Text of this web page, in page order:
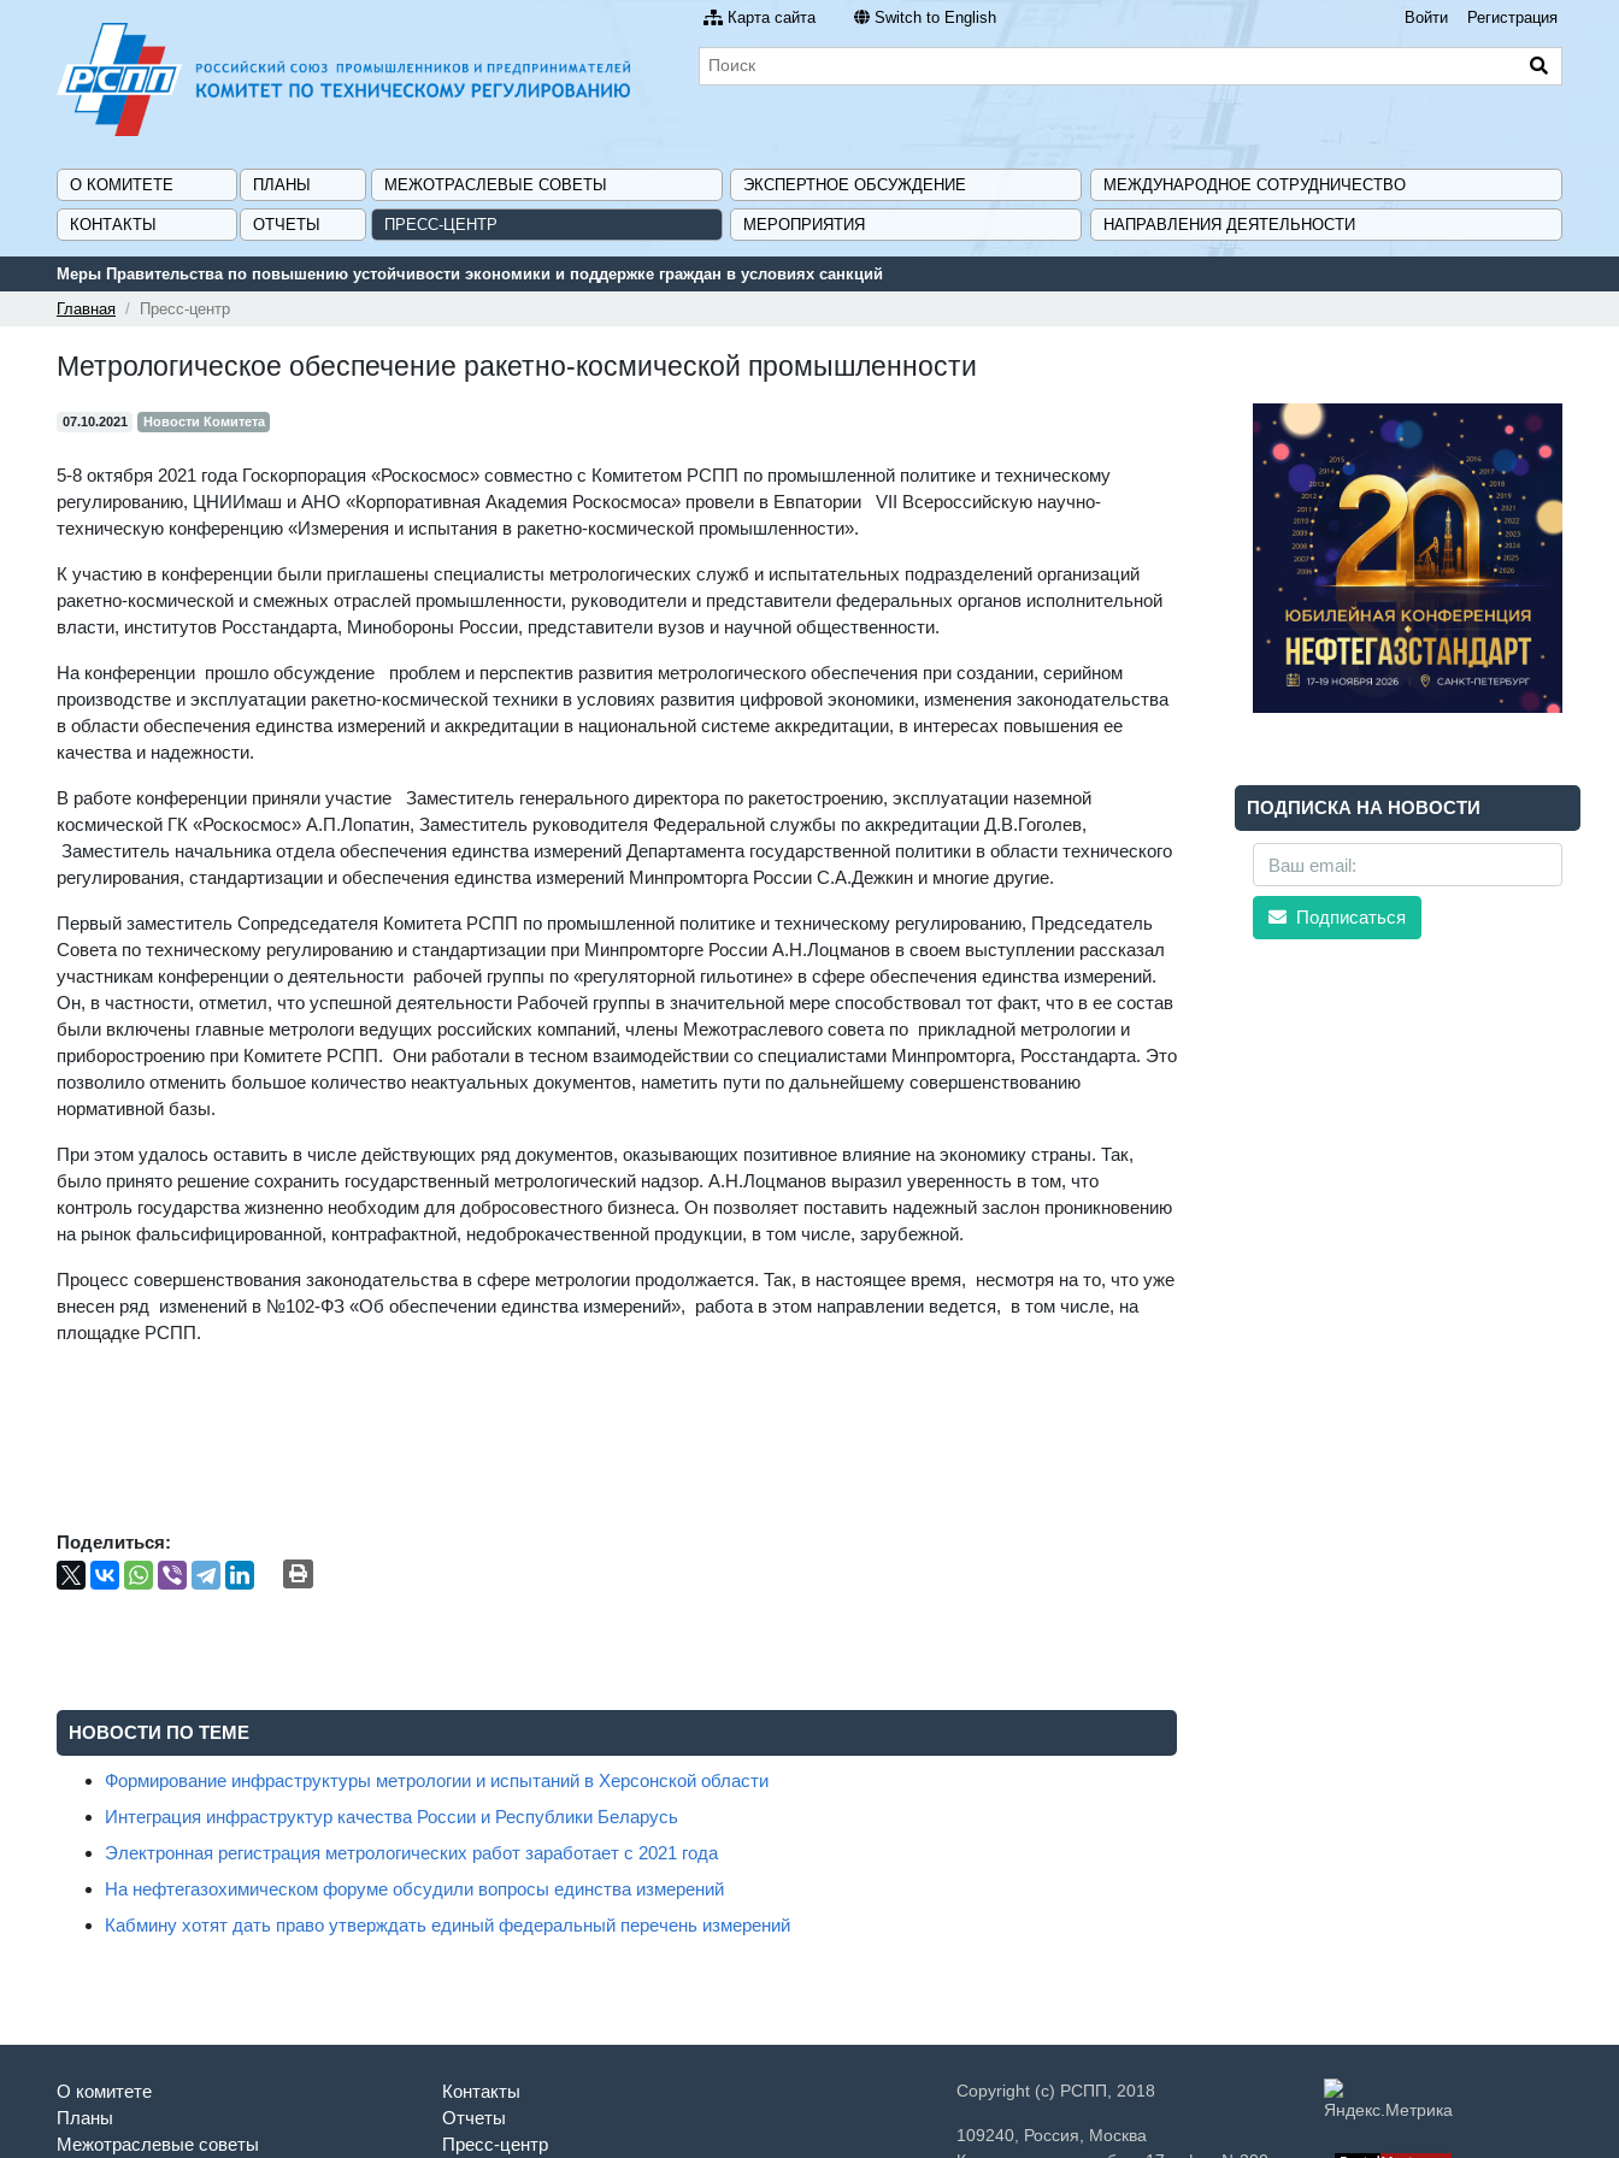
Карта сайта Switch to English Войти Регистрация
О КОМИТЕТЕ ПЛАНЫ МЕЖОТРАСЛЕВЫЕ СОВЕТЫ ЭКСПЕРТНОЕ ОБСУЖДЕНИЕ МЕЖДУНАРОДНОЕ СОТРУДНИЧЕСТВО
КОНТАКТЫ ОТЧЕТЫ ПРЕСС-ЦЕНТР МЕРОПРИЯТИЯ НАПРАВЛЕНИЯ ДЕЯТЕЛЬНОСТИ
Меры Правительства по повышению устойчивости экономики и поддержке граждан в условиях санкций
Главная
Пресс-центр
Метрологическое обеспечение ракетно-космической промышленности
07.10.2021 Новости Комитета
5-8 октября 2021 года Госкорпорация «Роскосмос» совместно с Комитетом РСПП по промышленной политике и техническому
регулированию, ЦНИИмаш и АНО «Корпоративная Академия Роскосмоса» провели в Евпатории VII Всероссийскую научно-
техническую конференцию «Измерения и испытания в ракетно-космической промышленности».
К участию в конференции были приглашены специалисты метрологических служб и испытательных подразделений организаций
ракетно-космической и смежных отраслей промышленности, руководители и представители федеральных органов исполнительной
власти, институтов Росстандарта, Минобороны России, представители вузов и научной общественности.
На конференции прошло обсуждение проблем и перспектив развития метрологического обеспечения при создании, серийном
производстве и эксплуатации ракетно-космической техники в условиях развития цифровой экономики, изменения законодательства
в области обеспечения единства измерений и аккредитации в национальной системе аккредитации, в интересах повышения ее
качества и надежности.
В работе конференции приняли участие Заместитель генерального директора по ракетостроению, эксплуатации наземной
космической ГК «Роскосмос» А.П.Лопатин, Заместитель руководителя Федеральной службы по аккредитации Д.В.Гоголев,
Заместитель начальника отдела обеспечения единства измерений Департамента государственной политики в области технического
регулирования, стандартизации и обеспечения единства измерений Минпромторга России С.А.Дежкин и многие другие.
Первый заместитель Сопредседателя Комитета РСПП по промышленной политике и техническому регулированию, Председатель
Совета по техническому регулированию и стандартизации при Минпромторге России А.Н.Лоцманов в своем выступлении рассказал
участникам конференции о деятельности рабочей группы по «регуляторной гильотине» в сфере обеспечения единства измерений.
Он, в частности, отметил, что успешной деятельности Рабочей группы в значительной мере способствовал тот факт, что в ее состав
были включены главные метрологи ведущих российских компаний, члены Межотраслевого совета по прикладной метрологии и
приборостроению при Комитете РСПП. Они работали в тесном взаимодействии со специалистами Минпромторга, Росстандарта. Это
позволило отменить большое количество неактуальных документов, наметить пути по дальнейшему совершенствованию
нормативной базы.
При этом удалось оставить в числе действующих ряд документов, оказывающих позитивное влияние на экономику страны. Так,
было принято решение сохранить государственный метрологический надзор. А.Н.Лоцманов выразил уверенность в том, что
контроль государства жизненно необходим для добросовестного бизнеса. Он позволяет поставить надежный заслон проникновению
на рынок фальсифицированной, контрафактной, недоброкачественной продукции, в том числе, зарубежной.
Процесс совершенствования законодательства в сфере метрологии продолжается. Так, в настоящее время, несмотря на то, что уже
внесен ряд изменений в №102-ФЗ «Об обеспечении единства измерений», работа в этом направлении ведется, в том числе, на
площадке РСПП.
Поделиться:
НОВОСТИ ПО ТЕМЕ
Формирование инфраструктуры метрологии и испытаний в Херсонской области
Интеграция инфраструктур качества России и Республики Беларусь
Электронная регистрация метрологических работ заработает с 2021 года
На нефтегазохимическом форуме обсудили вопросы единства измерений
Кабмину хотят дать право утверждать единый федеральный перечень измерений
ПОДПИСКА НА НОВОСТИ
Подписаться
О комитете
Планы
Межотраслевые советы
Контакты
Отчеты
Пресс-центр
Copyright (c) РСПП, 2018
109240, Россия, Москва